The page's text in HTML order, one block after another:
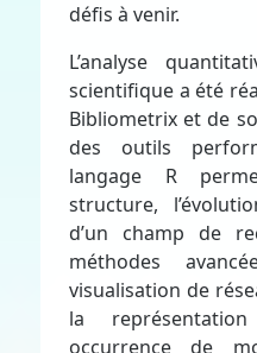
défis à venir.
L’analyse
scientifique a été
Bibliometrix et de
des outils
langage R
structure,
d’un champ de
méthodes
visualisation de
la
occurrence de